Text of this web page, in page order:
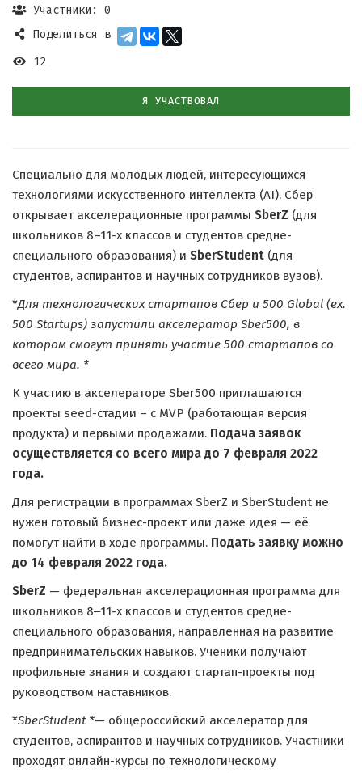
Участники: 0
Поделиться в
12
Я УЧАСТВОВАЛ
Специально для молодых людей, интересующихся
технологиями искусственного интеллекта (AI), Сбер
открывает акселерационные программы SberZ (для
школьников 8–11-х классов и студентов средне-
специального образования) и SberStudent (для
студентов, аспирантов и научных сотрудников вузов).
*Для технологических стартапов Сбер и 500 Global (ex.
500 Startups) запустили акселератор Sber500, в
котором смогут принять участие 500 стартапов со
всего мира. *
К участию в акселераторе Sber500 приглашаются
проекты seed-стадии – с MVP (работающая версия
продукта) и первыми продажами. Подача заявок
осуществляется со всего мира до 7 февраля 2022
года.
Для регистрации в программах SberZ и SberStudent не
нужен готовый бизнес-проект или даже идея — её
помогут найти в ходе программы. Подать заявку можно
до 14 февраля 2022 года.
SberZ — федеральная акселерационная программа для
школьников 8‒11-х классов и студентов средне-
специального образования, направленная на развитие
предпринимательских навыков. Ученики получают
профильные знания и создают стартап-проекты под
руководством наставников.
*SberStudent *— общероссийский акселератор для
студентов, аспирантов и научных сотрудников. Участники
проходят онлайн-курсы по технологическому